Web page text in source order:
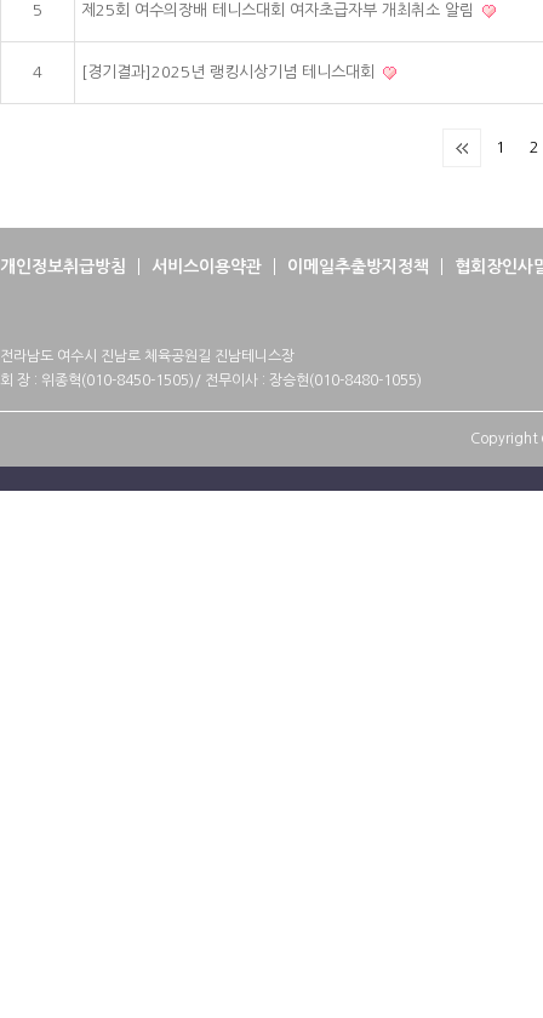
5 제25회 여수의장배 테니스대회 여자초급자부 개최취소 알림
4 [경기결과]2025년 랭킹시상기념 테니스대회
1 2
개인정보취급방침 서비스이용약관 이메일추출방지정책 협회장인사
전라남도 여수시 진남로 체육공원길 진남테니스장
회 장 : 위종혁(010-8450-1505)/ 전무이사 : 장승현(010-8480-1055)